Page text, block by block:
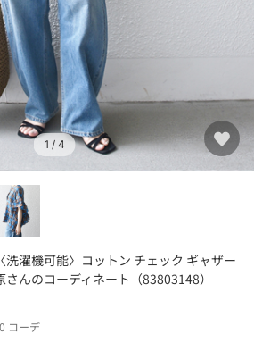
1 / 4
洗濯機可能〉コットン チェック ギャザー
んのコーディネート（83803148）
コーデ